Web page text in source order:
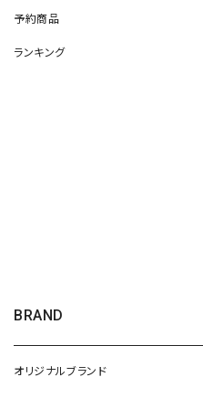
予約商品
ランキング
BRAND
オリジナルブランド